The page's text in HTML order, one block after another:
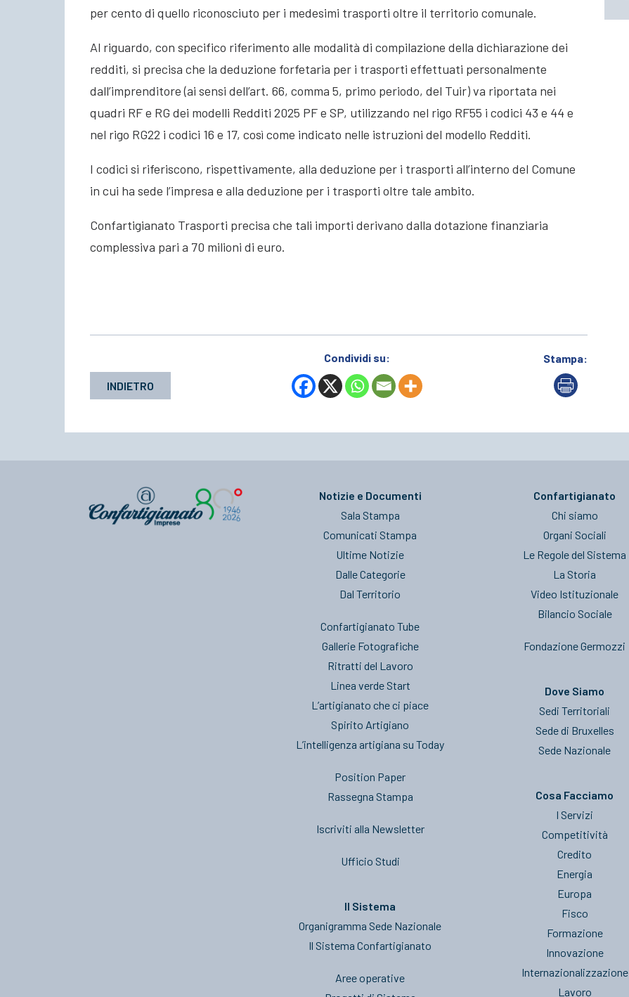
per cento di quello riconosciuto per i medesimi trasporti oltre il territorio comunale.
Al riguardo, con specifico riferimento alle modalità di compilazione della dichiarazione dei
redditi, si precisa che la deduzione forfetaria per i trasporti effettuati personalmente
dall’imprenditore (ai sensi dell’art. 66, comma 5, primo periodo, del Tuir) va riportata nei
quadri RF e RG dei modelli Redditi 2025 PF e SP, utilizzando nel rigo RF55 i codici 43 e 44 e
nel rigo RG22 i codici 16 e 17, così come indicato nelle istruzioni del modello Redditi.
I codici si riferiscono, rispettivamente, alla deduzione per i trasporti all’interno del Comune
in cui ha sede l’impresa e alla deduzione per i trasporti oltre tale ambito.
Confartigianato Trasporti precisa che tali importi derivano dalla dotazione finanziaria
complessiva pari a 70 milioni di euro.
INDIETRO
Condividi su: Stampa:
Notizie e Documenti
Sala Stampa
Comunicati Stampa
Ultime Notizie
Dalle Categorie
Dal Territorio
Confartigianato Tube
Gallerie Fotografiche
Ritratti del Lavoro
Linea verde Start
L’artigianato che ci piace
Spirito Artigiano
L’intelligenza artigiana su Today
Position Paper
Rassegna Stampa
Iscriviti alla Newsletter
Ufficio Studi
Il Sistema
Organigramma Sede Nazionale
Il Sistema Confartigianato
Aree operative
Confartigianato
Chi siamo
Organi Sociali
Le Regole del Sistema
La Storia
Video Istituzionale
Bilancio Sociale
Fondazione Germozzi
Dove Siamo
Sedi Territoriali
Sede di Bruxelles
Sede Nazionale
Cosa Facciamo
I Servizi
Competitività
Credito
Energia
Europa
Fisco
Formazione
Innovazione
Internazionalizzazione
Lavoro